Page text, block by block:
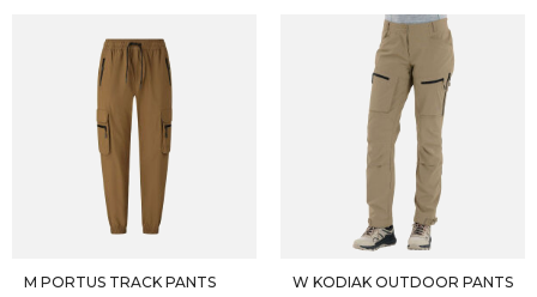
M PORTUS TRACK PANTS
W KODIAK OUTDOOR PANTS